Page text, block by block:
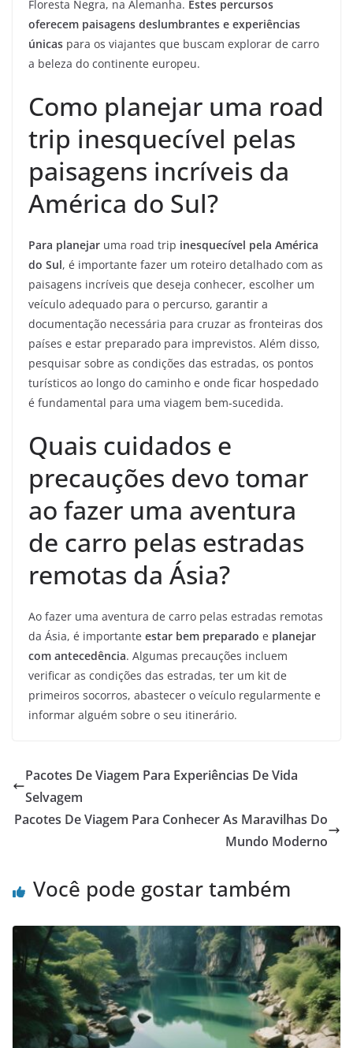
Floresta Negra, na Alemanha. Estes percursos
oferecem paisagens deslumbrantes e experiências
únicas para os viajantes que buscam explorar de carro
a beleza do continente europeu.
Como planejar uma road
trip inesquecível pelas
paisagens incríveis da
América do Sul?
Para planejar uma road trip inesquecível pela América
do Sul, é importante fazer um roteiro detalhado com as
paisagens incríveis que deseja conhecer, escolher um
veículo adequado para o percurso, garantir a
documentação necessária para cruzar as fronteiras dos
países e estar preparado para imprevistos. Além disso,
pesquisar sobre as condições das estradas, os pontos
turísticos ao longo do caminho e onde ficar hospedado
é fundamental para uma viagem bem-sucedida.
Quais cuidados e
precauções devo tomar
ao fazer uma aventura
de carro pelas estradas
remotas da Ásia?
Ao fazer uma aventura de carro pelas estradas remotas
da Ásia, é importante estar bem preparado e planejar
com antecedência. Algumas precauções incluem
verificar as condições das estradas, ter um kit de
primeiros socorros, abastecer o veículo regularmente e
informar alguém sobre o seu itinerário.
Pacotes De Viagem Para Experiências De Vida
Selvagem
Pacotes De Viagem Para Conhecer As Maravilhas Do
Mundo Moderno
Você pode gostar também